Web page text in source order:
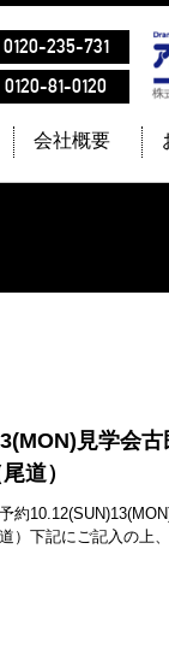
0120-235-731
0120-81-0120
会社概要
見学会
道）
約
）下記にご記入の上